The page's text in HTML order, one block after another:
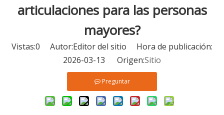
articulaciones para las personas
mayores?
Vistas:0 Autor:Editor del sitio Hora de publicación:
2026-03-13 Origen:Sitio
Preguntar